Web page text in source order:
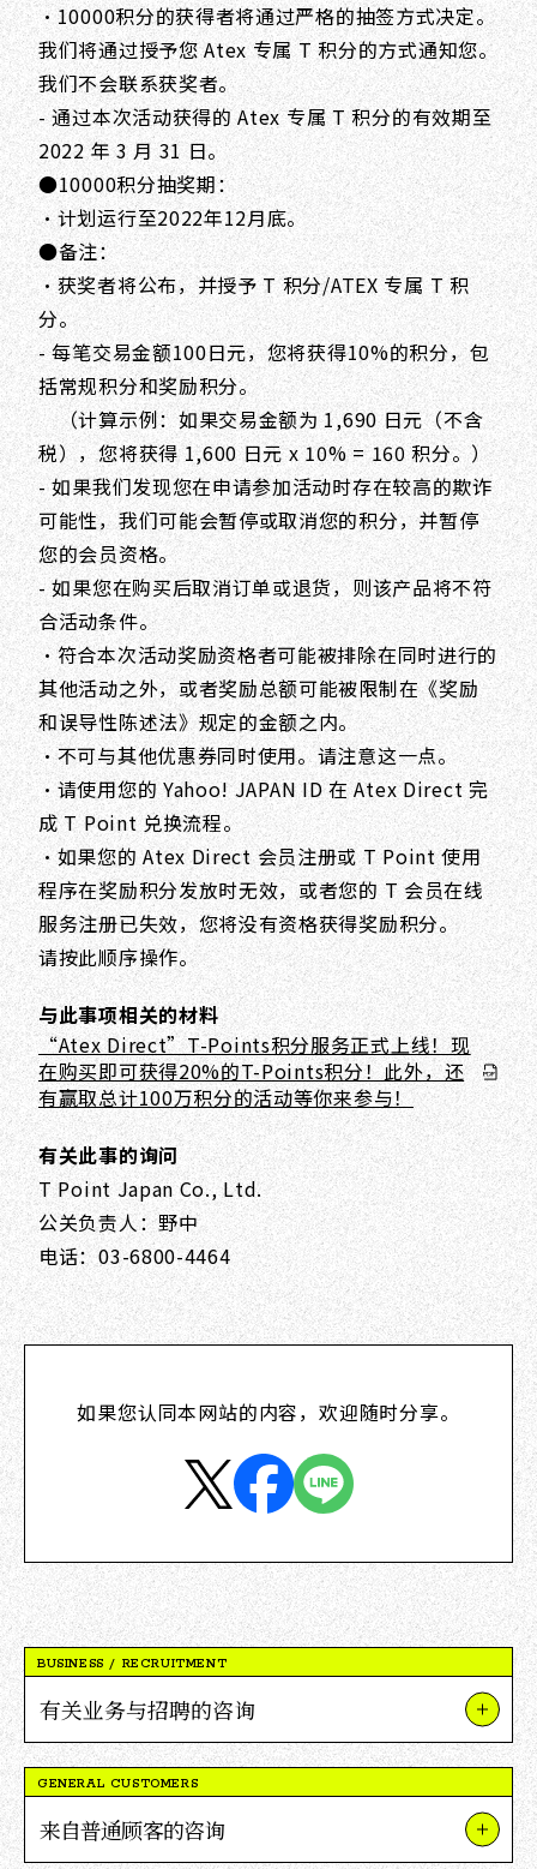
・10000积分的获得者将通过严格的抽签方式决定。
我们将通过授予您 Atex 专属 T 积分的方式通知您。
我们不会联系获奖者。
- 通过本次活动获得的 Atex 专属 T 积分的有效期至
2022 年 3 月 31 日。
●10000积分抽奖期：
・计划运行至2022年12月底。
●备注：
・获奖者将公布，并授予 T 积分/ATEX 专属 T 积
分。
- 每笔交易金额100日元，您将获得10%的积分，包
括常规积分和奖励积分。
（计算示例：如果交易金额为 1,690 日元（不含
税），您将获得 1,600 日元 x 10% = 160 积分。）
- 如果我们发现您在申请参加活动时存在较高的欺诈
可能性，我们可能会暂停或取消您的积分，并暂停
您的会员资格。
- 如果您在购买后取消订单或退货，则该产品将不符
合活动条件。
・符合本次活动奖励资格者可能被排除在同时进行的
其他活动之外，或者奖励总额可能被限制在《奖励
和误导性陈述法》规定的金额之内。
・不可与其他优惠券同时使用。请注意这一点。
・请使用您的 Yahoo! JAPAN ID 在 Atex Direct 完
成 T Point 兑换流程。
・如果您的 Atex Direct 会员注册或 T Point 使用
程序在奖励积分发放时无效，或者您的 T 会员在线
服务注册已失效，您将没有资格获得奖励积分。
请按此顺序操作。
与此事项相关的材料
“Atex Direct”T-Points积分服务正式上线！现
在购买即可获得20%的T-Points积分！此外，还
有赢取总计100万积分的活动等你来参与！
有关此事的询问
T Point Japan Co., Ltd.
公关负责人：野中
电话：03-6800-4464
如果您认同本网站的内容，欢迎随时分享。
BUSINESS / RECRUITMENT
有关业务与招聘的咨询
关于我们的业务和项目
GENERAL CUSTOMERS
来自普通顾客的咨询